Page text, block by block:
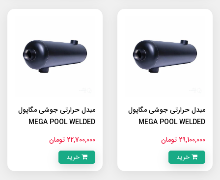
مبدل حرارتی جوشی مگاپول
MEGA POOL WELDED
MWH-200
29,100,000 تومان
خرید
مبدل حرارتی جوشی مگاپول
MEGA POOL WELDED
MWH-160
22,700,000 تومان
خرید